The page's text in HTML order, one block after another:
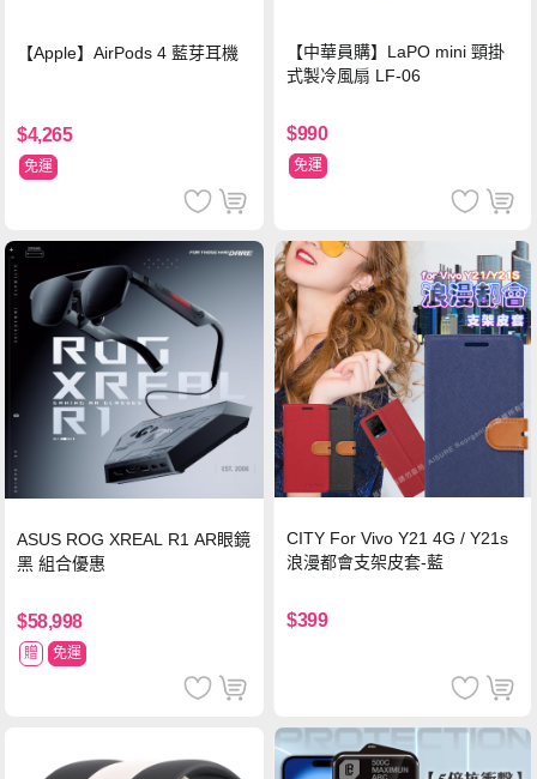
【Apple】AirPods 4 藍芽耳機
$4,265
免運
【中華員購】LaPO mini 頸掛
式製冷風扇 LF-06
$990
免運
ASUS ROG XREAL R1 AR眼鏡
黑 組合優惠
$58,998
贈 免運
CITY For Vivo Y21 4G / Y21s
浪漫都會支架皮套-藍
$399